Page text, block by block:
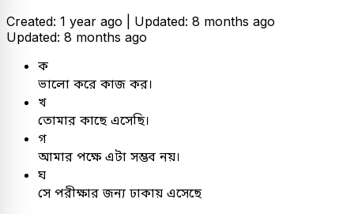
Created: 1 year ago | Updated: 8 months ago
Updated: 8 months ago
ক
ভালো করে কাজ কর।
খ
তোমার কাছে এসেছি।
গ
আমার পক্ষে এটা সম্ভব নয়।
ঘ
সে পরীক্ষার জন্য ঢাকায় এসেছে